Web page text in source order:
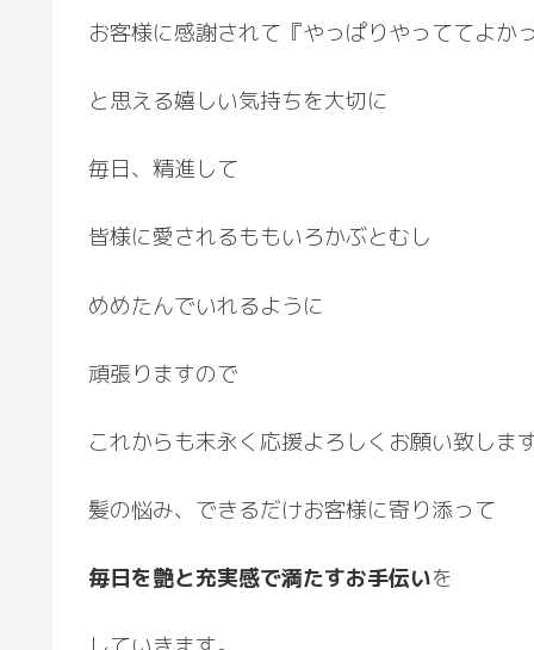
お客様に感謝されて『やっぱりやっててよか
と思える嬉しい気持ちを大切に
毎日、精進して
皆様に愛されるももいろかぶとむし
めめたんでいれるように
頑張りますので
これからも末永く応援よろしくお願い致します
髪の悩み、できるだけお客様に寄り添って
毎日を艶と充実感で満たすお手伝いを